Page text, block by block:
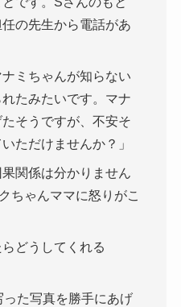
の先生から電話があ
ナミちゃんが知らない
たみたいです。マナ
そうですが、不安そ
ただけませんか？」
関係は分かりません
ちゃんママに怒りがこ
らどうしてくれる
た写真を勝手にあげ